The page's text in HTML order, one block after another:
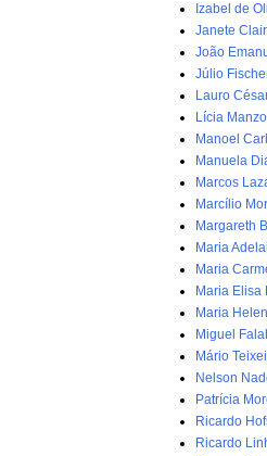
Izabel de
Janete Clair
João
Júlio
Lauro
Lícia Manzo
Manoel
Manuela
Marcos
Marcílio
Margareth
Maria
Maria
Maria Elisa
Maria
Miguel
Mário
Nelson
Patrícia
Ricardo
Ricardo